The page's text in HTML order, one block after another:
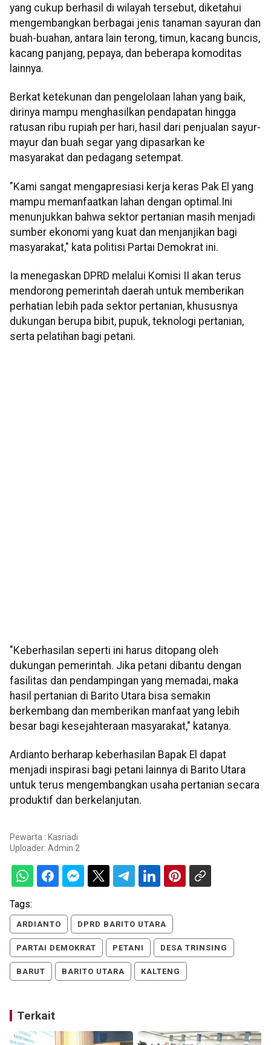
yang cukup berhasil di wilayah tersebut, diketahui
mengembangkan berbagai jenis tanaman sayuran dan
buah-buahan, antara lain terong, timun, kacang buncis,
kacang panjang, pepaya, dan beberapa komoditas
lainnya.
Berkat ketekunan dan pengelolaan lahan yang baik,
dirinya mampu menghasilkan pendapatan hingga
ratusan ribu rupiah per hari, hasil dari penjualan sayur-
mayur dan buah segar yang dipasarkan ke
masyarakat dan pedagang setempat.
"Kami sangat mengapresiasi kerja keras Pak El yang
mampu memanfaatkan lahan dengan optimal.Ini
menunjukkan bahwa sektor pertanian masih menjadi
sumber ekonomi yang kuat dan menjanjikan bagi
masyarakat," kata politisi Partai Demokrat ini.
Ia menegaskan DPRD melalui Komisi II akan terus
mendorong pemerintah daerah untuk memberikan
perhatian lebih pada sektor pertanian, khususnya
dukungan berupa bibit, pupuk, teknologi pertanian,
serta pelatihan bagi petani.
"Keberhasilan seperti ini harus ditopang oleh
dukungan pemerintah. Jika petani dibantu dengan
fasilitas dan pendampingan yang memadai, maka
hasil pertanian di Barito Utara bisa semakin
berkembang dan memberikan manfaat yang lebih
besar bagi kesejahteraan masyarakat," katanya.
Ardianto berharap keberhasilan Bapak El dapat
menjadi inspirasi bagi petani lainnya di Barito Utara
untuk terus mengembangkan usaha pertanian secara
produktif dan berkelanjutan.
Pewarta : Kasriadi
Uploader: Admin 2
Tags:
ARDIANTO DPRD BARITO UTARA
PARTAI DEMOKRAT PETANI DESA TRINSING
BARUT BARITO UTARA KALTENG
Terkait